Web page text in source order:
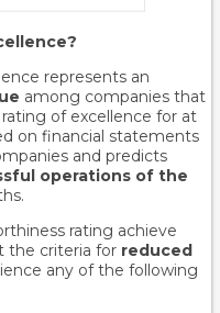
represents an
among companies that
of excellence for at
on financial statements
and predicts
operations of the
rating achieve
the criteria for reduced
any of the following